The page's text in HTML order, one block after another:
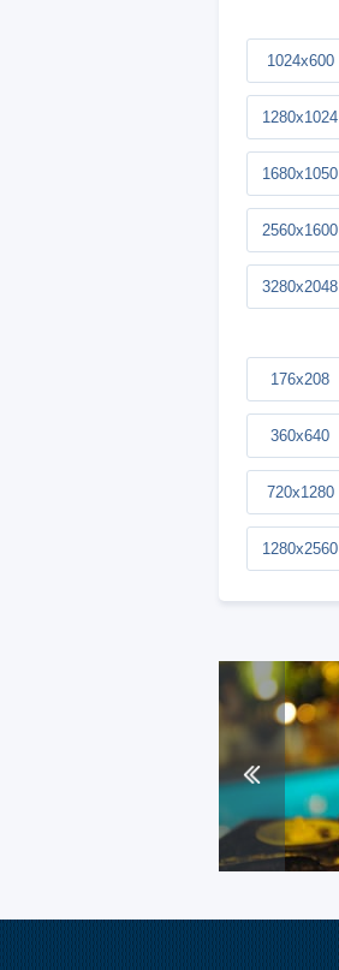
1024x600
1280x1024
1680x1050
2560x1600
3280x2048
176x208
360x640
720x1280
1280x2560